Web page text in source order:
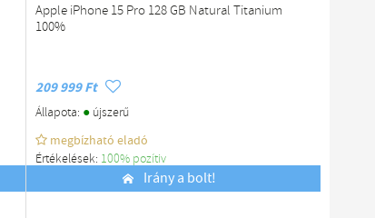
Apple iPhone 15 Pro 128 GB Natural Titanium
100%
209 999 Ft
Állapota: ●újszerű
megbízható eladó
Értékelések: 100% pozítiv
Irány a bolt!